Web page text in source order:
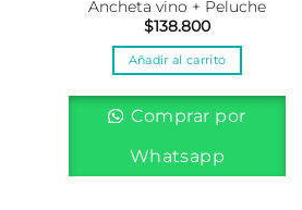
Ancheta vino + Peluche
$138.800
Añadir al carrito
Comprar por
Whatsapp